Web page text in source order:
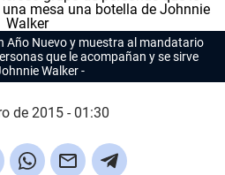
Año Nuevo y muestra al mandatario
que le acompañan y se sirve
Walker
de 2015 - 01:30